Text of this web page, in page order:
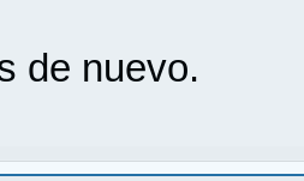
de nuevo.